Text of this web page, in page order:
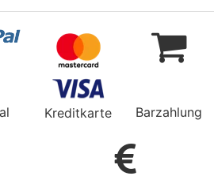
Kreditkarte Barzahlung